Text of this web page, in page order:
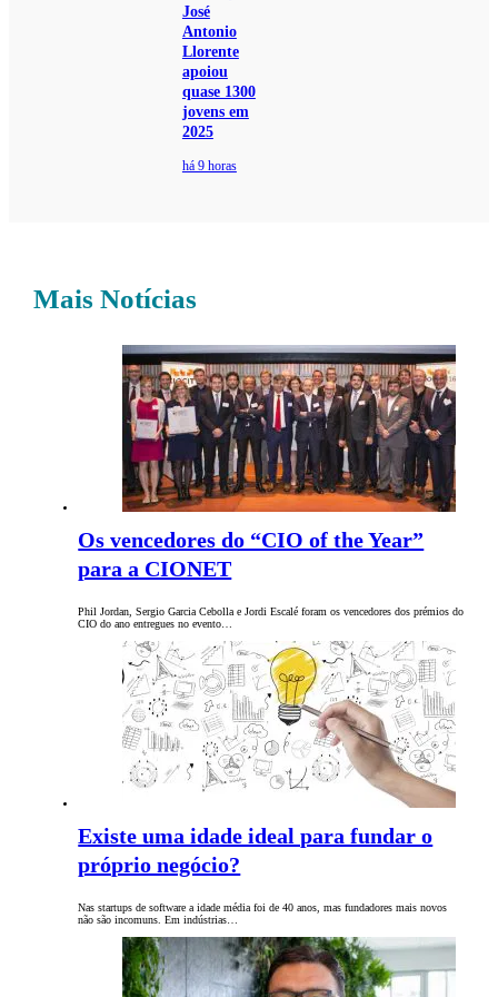
José
Antonio
Llorente
apoiou
quase 1300
jovens em
2025
há 9 horas
Mais Notícias
Os vencedores do “CIO of the Year”
para a CIONET
Phil Jordan, Sergio Garcia Cebolla e Jordi Escalé foram os vencedores dos prémios do
CIO do ano entregues no evento…
Existe uma idade ideal para fundar o
próprio negócio?
Nas startups de software a idade média foi de 40 anos, mas fundadores mais novos
não são incomuns. Em indústrias…